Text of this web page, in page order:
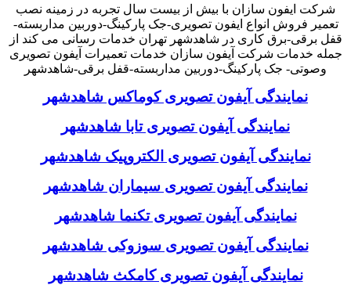
شرکت ایفون سازان با بیش از بیست سال تجربه در زمینه نصب
تعمیر فروش انواع ایفون تصویری-جک پارکینگ-دوربین مداربسته-
قفل برقی-برق کاری در شاهدشهر تهران خدمات رسانی می کند از
جمله خدمات شرکت آیفون سازان خدمات تعمیرات آیفون تصویری
وصوتی- جک پارکینگ-دوربین مداربسته-قفل برقی-شاهدشهر
نمایندگی آیفون تصویری کوماکس شاهدشهر
نمایندگی آیفون تصویری تابا شاهدشهر
نمایندگی آیفون تصویری الکتروپیک شاهدشهر
نمایندگی آیفون تصویری سیماران شاهدشهر
نمایندگی آیفون تصویری تکنما شاهدشهر
نمایندگی آیفون تصویری سوزوکی شاهدشهر
نمایندگی آیفون تصویری کامکث شاهدشهر